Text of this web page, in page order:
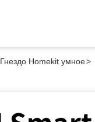
Гнездо Homekit умное>